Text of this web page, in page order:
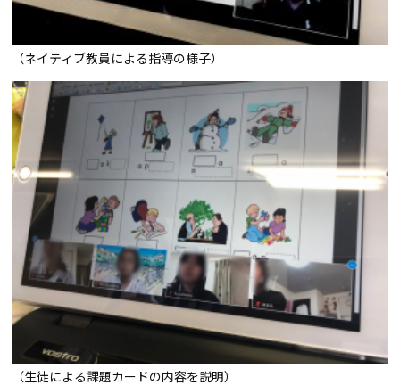
（ネイティブ教員による指導の様子）
（生徒による課題カードの内容を説明）